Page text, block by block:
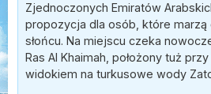
Zjednoczonych Emiratów
propozycja dla osób, które
słońcu. Na miejscu czeka
Ras Al Khaimah, położony tuż
widokiem na turkusowe wody